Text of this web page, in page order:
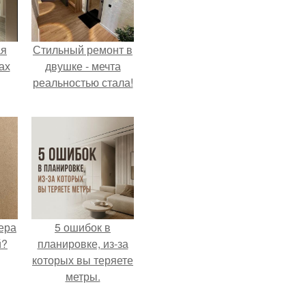
Стильный ремонт в
двушке - мечта
реальностью стала!
5 ошибок в
планировке, из-за
которых вы теряете
метры.